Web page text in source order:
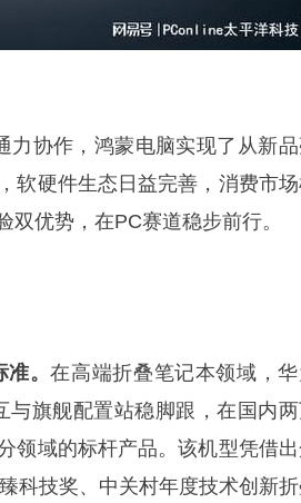
力协作，鸿蒙电脑实现了从新
软硬件生态日益完善，消费市
优势，在PC赛道稳步前行。
准。在高端折叠笔记本领域，华
与旗舰配置站稳脚跟，在国内
领域的标杆产品。该机型凭借
科技奖、中关村年度技术创新